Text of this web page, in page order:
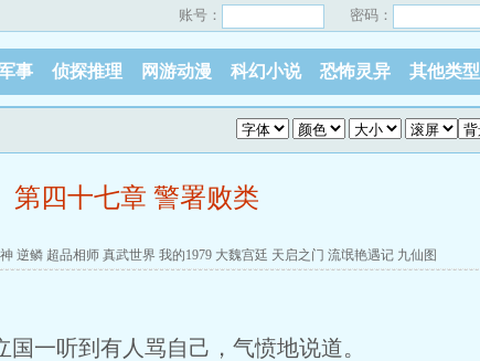
账号： 密码：
事 侦探推理 网游动漫 科幻小说 恐怖灵异 其他类型
第四十七章 警署败类
逆鳞 超品相师 真武世界 我的1979 大魏宫廷 天启之门 流氓艳遇记 九仙图
一听到有人骂自己，气愤地说道。